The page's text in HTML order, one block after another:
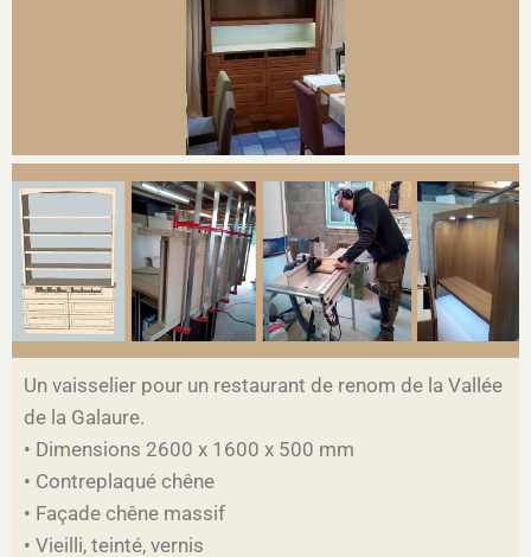
Un vaisselier pour un restaurant de renom de la Vallée
de la Galaure.
• Dimensions 2600 x 1600 x 500 mm
• Contreplaqué chêne
• Façade chêne massif
• Vieilli, teinté, vernis